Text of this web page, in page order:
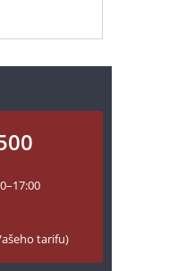
tarifu)